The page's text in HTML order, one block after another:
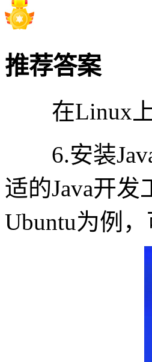
推荐答案
在Linux上
6.安装Java
适的Java开
Ubuntu为例